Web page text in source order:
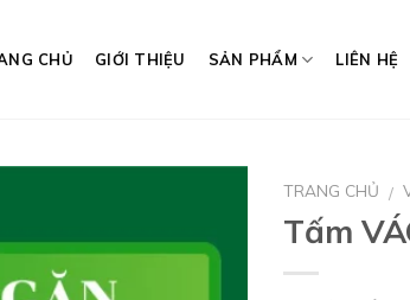
CHỦ GIỚI THIỆU SẢN PHẨM LIÊN HỆ
TRANG CHỦ /
Tấm